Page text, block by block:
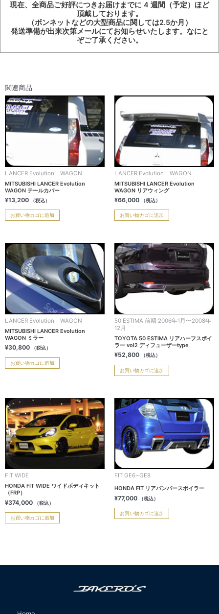
現在、全商品ご好評につきお届けまでに 4 週間（予定）ほど
頂戴しております。
（ボンネットなどの大型商品に関しては2.5か月）
発送準備が出来次第メールにてお知らせいたします。なにと
ぞご了承ください。
関連商品
LANCER Evolution WAGON
MITSUBISHI LANCER Evolution
WAGON テールカバー
¥13,200 （税込）
お買い物カゴに追加
LANCER Evolution WAGON
MITSUBISHI LANCER Evolution
WAGON リアウィング
¥66,000 （税込）
お買い物カゴに追加
LANCER Evolution WAGON
MITSUBISHI LANCER Evolution
WAGON ミラー
¥30,800 （税込）
お買い物カゴに追加
50 ESTIMA 前期 2006年1月〜2008年
12月
TOYOTA 50 ESTIMA リアハーフスポイ
ラー vol2 ディフューザーtype
¥52,800 （税込）
お買い物カゴに追加
FIT WIDE
HONDA FIT WIDE ワイドボディキット
（FRP）
¥374,000 （税込）
お買い物カゴに追加
FIT GE6~GE8
HONDA FIT リアバンパースポイラー
¥77,000 （税込）
お買い物カゴに追加